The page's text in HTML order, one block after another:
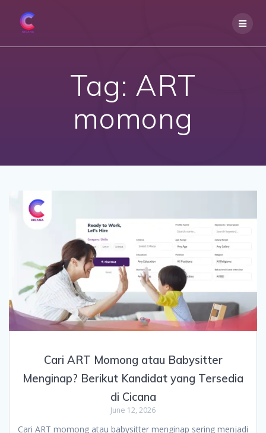
Tag: ART
momong
Cari ART Momong atau Babysitter
Menginap? Berikut Kandidat yang Tersedia
di Cicana
June 12, 2026
Cari ART momong atau babysitter menginap sering menjadi